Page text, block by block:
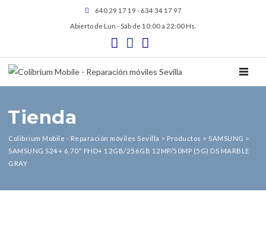
640 29 17 19 - 634 34 17 97
Abierto de Lun - Sáb de 10:00 a 22:00 Hs.
Tienda
Colibrium Mobile - Reparación móviles Sevilla > Productos > SAMSUNG >
SAMSUNG S24+ 6,70″ FHD+ 12GB/256GB 12MP/50MP (5G) DS MARBLE
GRAY